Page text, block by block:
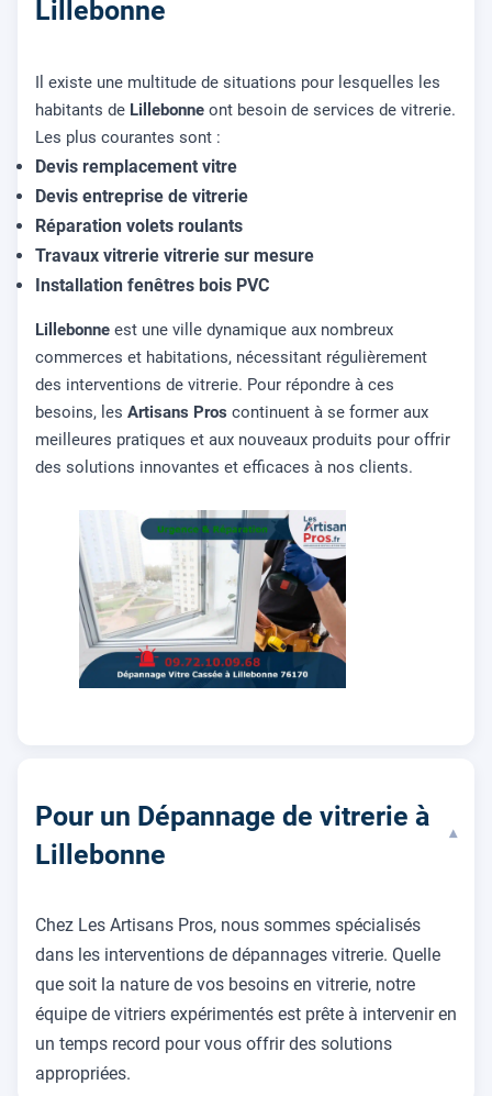
Lillebonne
Il existe une multitude de situations pour lesquelles les
habitants de Lillebonne ont besoin de services de vitrerie.
Les plus courantes sont :
Devis remplacement vitre
Devis entreprise de vitrerie
Réparation volets roulants
Travaux vitrerie vitrerie sur mesure
Installation fenêtres bois PVC
Lillebonne est une ville dynamique aux nombreux
commerces et habitations, nécessitant régulièrement
des interventions de vitrerie. Pour répondre à ces
besoins, les Artisans Pros continuent à se former aux
meilleures pratiques et aux nouveaux produits pour offrir
des solutions innovantes et efficaces à nos clients.
Pour un Dépannage de vitrerie à
Lillebonne
▾
Chez Les Artisans Pros, nous sommes spécialisés
dans les interventions de dépannages vitrerie. Quelle
que soit la nature de vos besoins en vitrerie, notre
équipe de vitriers expérimentés est prête à intervenir en
un temps record pour vous offrir des solutions
appropriées.